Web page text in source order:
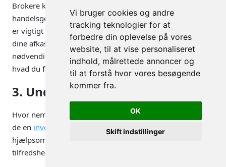
Vi bruger cookies og andre
tracking teknologier for at
forbedre din oplevelse på vores
website, til at vise personaliseret
indhold, målrettede annoncer og
til at forstå hvor vores besøgende
kommer fra.
OK
Skift indstillinger
Brokere kan opkræve forskellige typer gebyrer, herunder
handelsgebyrer, kontogebyrer, og inaktivitetsgebyrer. Det
er vigtigt at forstå alle omkostninger, da de kan påvirke
dine afkast. Husk, at den billigste broker ikke
nødvendigvis er den bedste – det er vigtigt at overveje,
hvad du får for dine penge.
3. Undersøg brugeroplevelsen
Hvor nemt er det at bruge brokerens platform? Tilbyder
de en investeringsapp
? Er kundeservice let tilgængelig og
hjælpsom? Disse faktorer kan påvirke din samlede
tilfredshed med brokere.